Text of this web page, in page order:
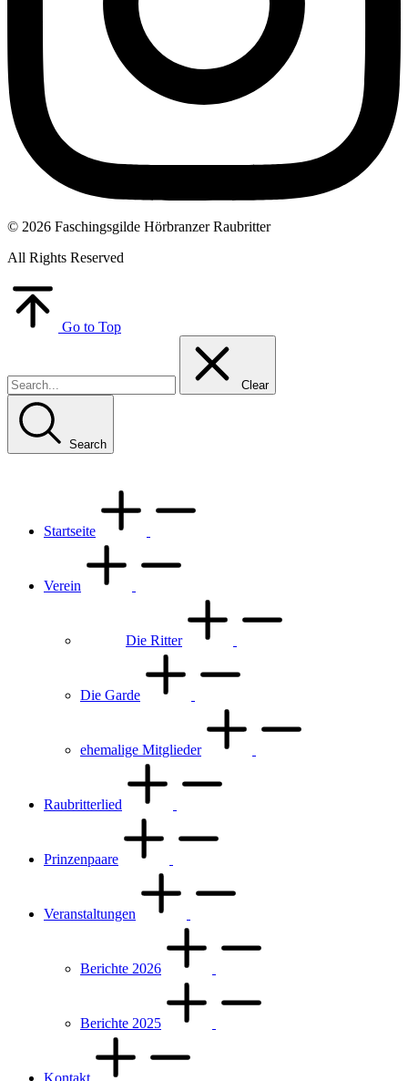
© 2026 Faschingsgilde Hörbranzer Raubritter
All Rights Reserved
Go to Top
Clear
Search
Startseite
Verein
Die Ritter
Die Garde
ehemalige Mitglieder
Raubritterlied
Prinzenpaare
Veranstaltungen
Berichte 2026
Berichte 2025
Kontakt